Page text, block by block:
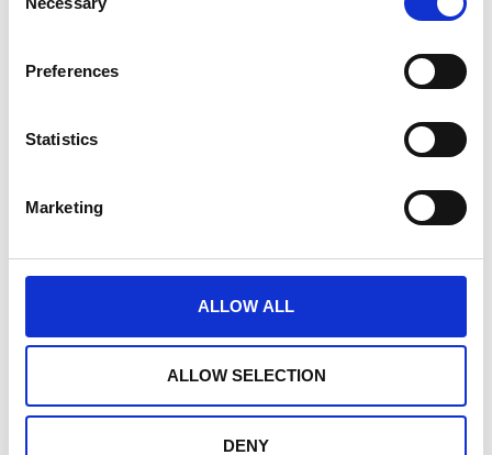
Selection
Preferences
Statistics
Marketing
ALLOW ALL
ALLOW SELECTION
DENY
1991 roku specjalizuje się w produkcji
oferuje produkty zarówno dla klientów
branży gastronomicznej i...